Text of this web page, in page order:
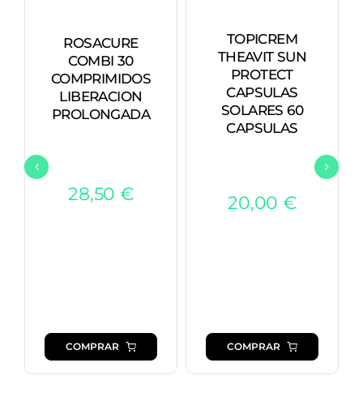
ROSACURE
COMBI 30
COMPRIMIDOS
LIBERACION
PROLONGADA
28,50 €
COMPRAR
TOPICREM
THEAVIT SUN
PROTECT
CAPSULAS
SOLARES 60
CAPSULAS
20,00 €
COMPRAR